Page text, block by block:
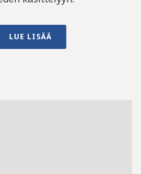
LUE LISÄÄ